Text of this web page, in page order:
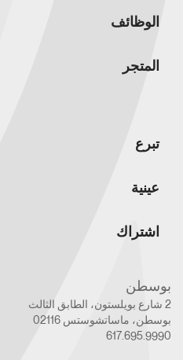
الوظائف
المتجر
تبرع
عينية
اشتراك
بوسطن
2 شارع بويلستون، الطابق الثالث
بوسطن، ماساتشوستس 02116
617.695.9990